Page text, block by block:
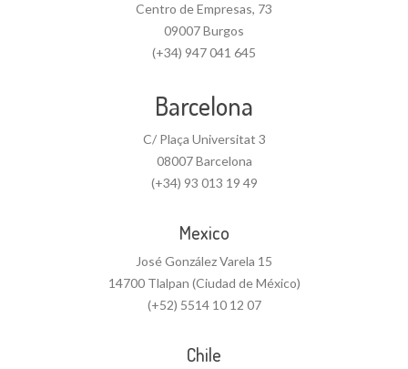
Centro de Empresas, 73
09007 Burgos
(+34) 947 041 645
Barcelona
C/ Plaça Universitat 3
08007 Barcelona
(+34) 93 013 19 49
Mexico
José González Varela 15
14700 Tlalpan (Ciudad de México)
(+52) 5514 10 12 07
Chile